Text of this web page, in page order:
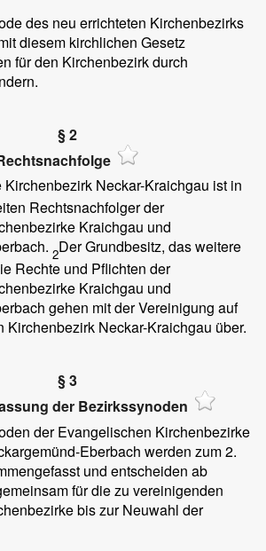
des neu errichteten Kirchenbezirks
diesem kirchlichen Gesetz
für den Kirchenbezirk durch
§ 2
Neckar-Kraichgau ist in
Rechtsnachfolger der
Kraichgau und
2Der Grundbesitz, das weitere
Rechte und Pflichten der
Kraichgau und
gehen mit der Vereinigung auf
Kirchenbezirk Neckar-Kraichgau über.
§ 3
der Bezirkssynoden
der Evangelischen Kirchenbezirke
Eberbach werden zum 2.
und entscheiden ab
für die zu vereinigenden
bis zur Neuwahl der